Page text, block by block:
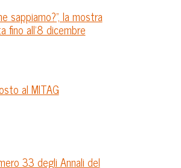
sappiamo?”, la mostra
fino all’8 dicembre
al MITAG
33 degli Annali del